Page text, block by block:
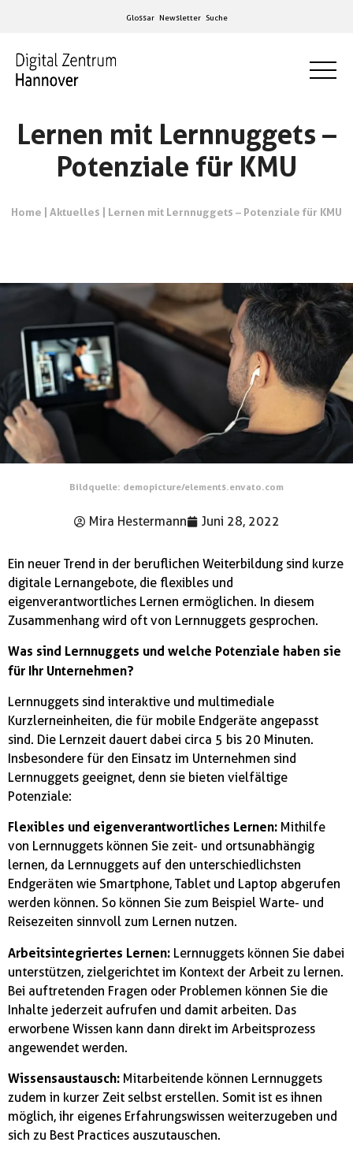
Glossar Newsletter Suche
Lernen mit Lernnuggets –
Potenziale für KMU
Home | Aktuelles | Lernen mit Lernnuggets – Potenziale für KMU
Bildquelle: demopicture/elements.envato.com
Mira Hestermann Juni 28, 2022
Ein neuer Trend in der beruflichen Weiterbildung sind kurze
digitale Lernangebote, die flexibles und
eigenverantwortliches Lernen ermöglichen. In diesem
Zusammenhang wird oft von Lernnuggets gesprochen.
Was sind Lernnuggets und welche Potenziale haben sie
für Ihr Unternehmen?
Lernnuggets sind interaktive und multimediale
Kurzlerneinheiten, die für mobile Endgeräte angepasst
sind. Die Lernzeit dauert dabei circa 5 bis 20 Minuten.
Insbesondere für den Einsatz im Unternehmen sind
Lernnuggets geeignet, denn sie bieten vielfältige
Potenziale:
Flexibles und eigenverantwortliches Lernen: Mithilfe
von Lernnuggets können Sie zeit- und ortsunabhängig
lernen, da Lernnuggets auf den unterschiedlichsten
Endgeräten wie Smartphone, Tablet und Laptop abgerufen
werden können. So können Sie zum Beispiel Warte- und
Reisezeiten sinnvoll zum Lernen nutzen.
Arbeitsintegriertes Lernen: Lernnuggets können Sie dabei
unterstützen, zielgerichtet im Kontext der Arbeit zu lernen.
Bei auftretenden Fragen oder Problemen können Sie die
Inhalte jederzeit aufrufen und damit arbeiten. Das
erworbene Wissen kann dann direkt im Arbeitsprozess
angewendet werden.
Wissensaustausch: Mitarbeitende können Lernnuggets
zudem in kurzer Zeit selbst erstellen. Somit ist es ihnen
möglich, ihr eigenes Erfahrungswissen weiterzugeben und
sich zu Best Practices auszutauschen.